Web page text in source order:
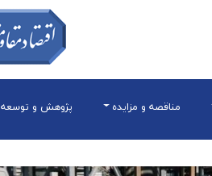
مناقصه و مزایده پژوهش و توسعه